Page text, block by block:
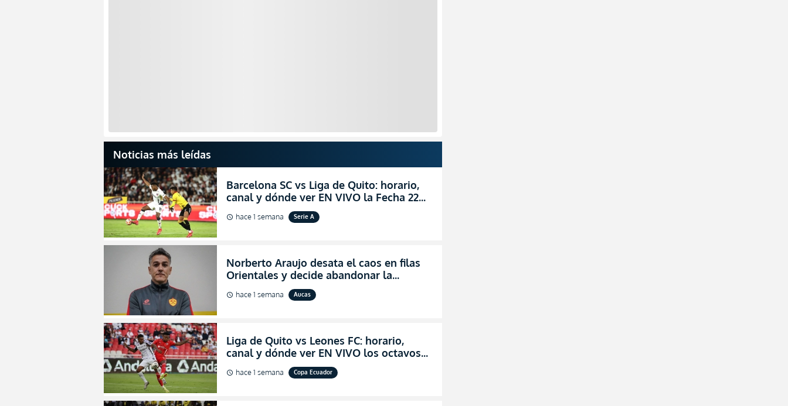
Noticias más leídas
Barcelona SC vs Liga de Quito: horario,
canal y dónde ver EN VIVO la Fecha 22
de la LigaPro 2026
schedule hace 1 semana Serie A
Norberto Araujo desata el caos en filas
Orientales y decide abandonar la
dirección técnica de Aucas
schedule hace 1 semana Aucas
Liga de Quito vs Leones FC: horario,
canal y dónde ver EN VIVO los octavos
de final de la Copa Ecuador 2026
schedule hace 1 semana Copa Ecuador